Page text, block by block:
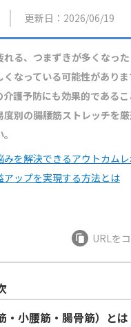
更新日：2026/06/19
る、つまずきが多くなっ
なっている可能性があり
護予防にも効果的である
別の腸腰筋ストレッチを
を解決できるアウトカムレ
ップを実現する方法とは
URLを
・小腰筋・腸骨筋）とは